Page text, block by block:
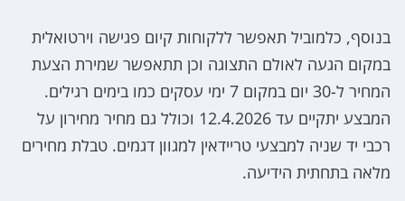
בנוסף, כלמוביל תאפשר ללקוחות קיום פגישה וירטואלית
במקום הגעה לאולם התצוגה וכן תתאפשר שמירת הצעת
המחיר ל-30 יום במקום 7 ימי עסקים כמו בימים רגילים.
המבצע יתקיים עד 12.4.2026 וכולל גם מחיר מחירון על
רכבי יד שניה למבצעי טריידאין למגוון דגמים. טבלת מחירים
מלאה בתחתית הידיעה.